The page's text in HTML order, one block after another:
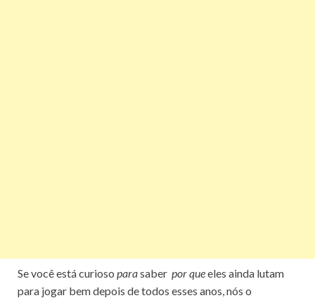
Se você está curioso parasaber por queeles ainda lutam
para jogar bem depois de todos esses anos, nós o